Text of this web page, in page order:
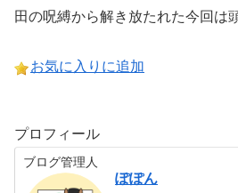
田の呪縛から解き放たれた今回は
お気に入りに追加
プロフィール
ブログ管理人
ぽぽん